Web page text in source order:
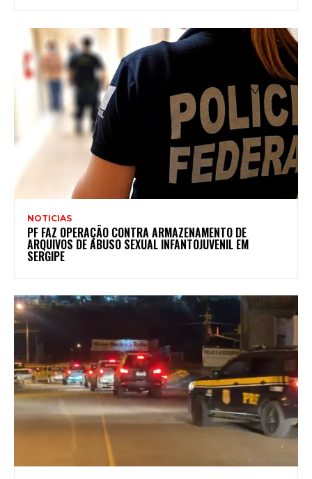
NOTICIAS
PF FAZ OPERAÇÃO CONTRA ARMAZENAMENTO DE
ARQUIVOS DE ABUSO SEXUAL INFANTOJUVENIL EM
SERGIPE